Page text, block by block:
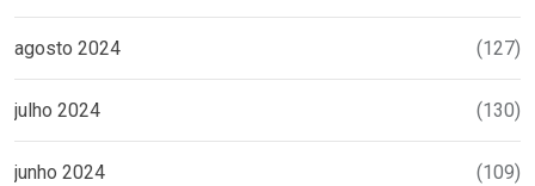
agosto 2024 (127)
julho 2024 (130)
junho 2024 (109)